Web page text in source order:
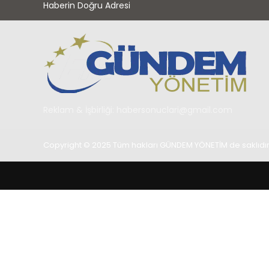
Haberin Doğru Adresi
Copyright © 2025 Tüm hakları GÜNDEM YÖNETİM de saklıdır.